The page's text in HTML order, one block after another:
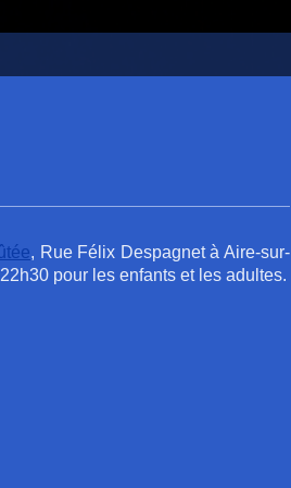
, Rue Félix Despagnet à Aire-sur-
pour les enfants et les adultes.